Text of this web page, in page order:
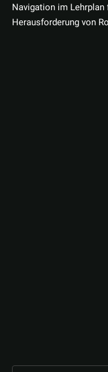
Navigation im
Herausforderung von